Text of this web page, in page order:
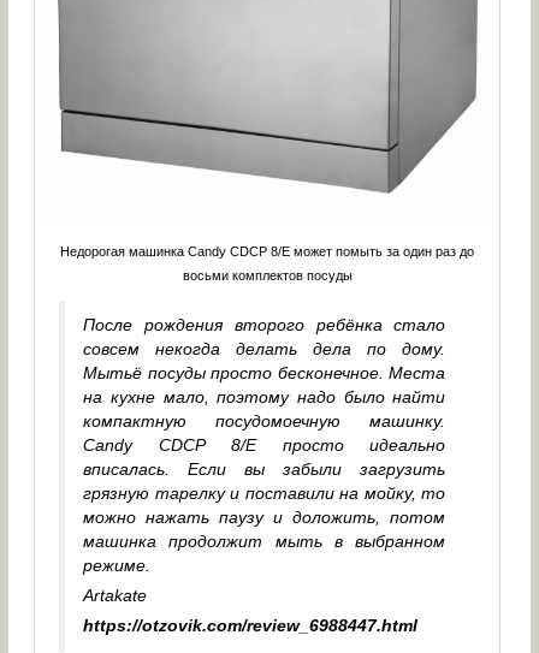
Недорогая машинка Candy CDCP 8/E может помыть за один раз до
восьми комплектов посуды
После рождения второго ребёнка стало
совсем некогда делать дела по дому.
Мытьё посуды просто бесконечное. Места
на кухне мало, поэтому надо было найти
компактную посудомоечную машинку.
Candy CDCP 8/E просто идеально
вписалась. Если вы забыли загрузить
грязную тарелку и поставили на мойку, то
можно нажать паузу и доложить, потом
машинка продолжит мыть в выбранном
режиме.
Artakate
https://otzovik.com/review_6988447.html